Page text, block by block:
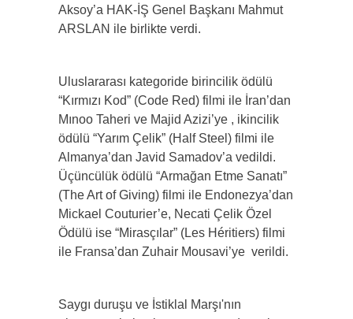
Aksoy’a HAK-İŞ Genel Başkanı Mahmut
ARSLAN ile birlikte verdi.
Uluslararası kategoride birincilik ödülü
“Kırmızı Kod” (Code Red) filmi ile İran’dan
Mınoo Taheri ve Majid Azizi’ye , ikincilik
ödülü “Yarım Çelik” (Half Steel) filmi ile
Almanya’dan Javid Samadov’a vedildi.
Üçüncülük ödülü “Armağan Etme Sanatı”
(The Art of Giving) filmi ile Endonezya’dan
Mickael Couturier’e, Necati Çelik Özel
Ödülü ise “Mirasçılar” (Les Héritiers) filmi
ile Fransa’dan Zuhair Mousavi’ye verildi.
Saygı duruşu ve İstiklal Marşı'nın